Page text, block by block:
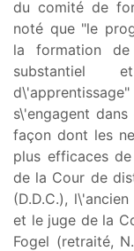
du comité de
noté que "le
la formation
substantiel
s\'engagent
façon dont les
plus efficaces
de la Cour de
(D.D.C.),
et le juge de la
Fogel (retraité,